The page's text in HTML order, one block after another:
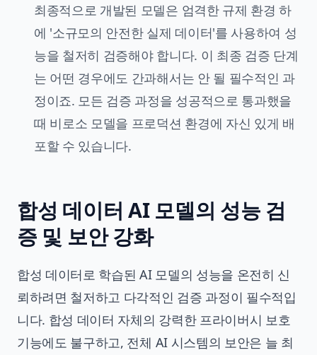
최종적으로 개발된 모델은 엄격한 규제 환경 하
에 '소규모의 안전한 실제 데이터'를 사용하여 성
능을 철저히 검증해야 합니다. 이 최종 검증 단계
는 어떤 경우에도 간과해서는 안 될 필수적인 과
정이죠. 모든 검증 과정을 성공적으로 통과했을
때 비로소 모델을 프로덕션 환경에 자신 있게 배
포할 수 있습니다.
합성 데이터 AI 모델의 성능 검
증 및 보안 강화
합성 데이터로 학습된 AI 모델의 성능을 온전히 신
뢰하려면 철저하고 다각적인 검증 과정이 필수적입
니다. 합성 데이터 자체의 강력한 프라이버시 보호
기능에도 불구하고, 전체 AI 시스템의 보안은 늘 최